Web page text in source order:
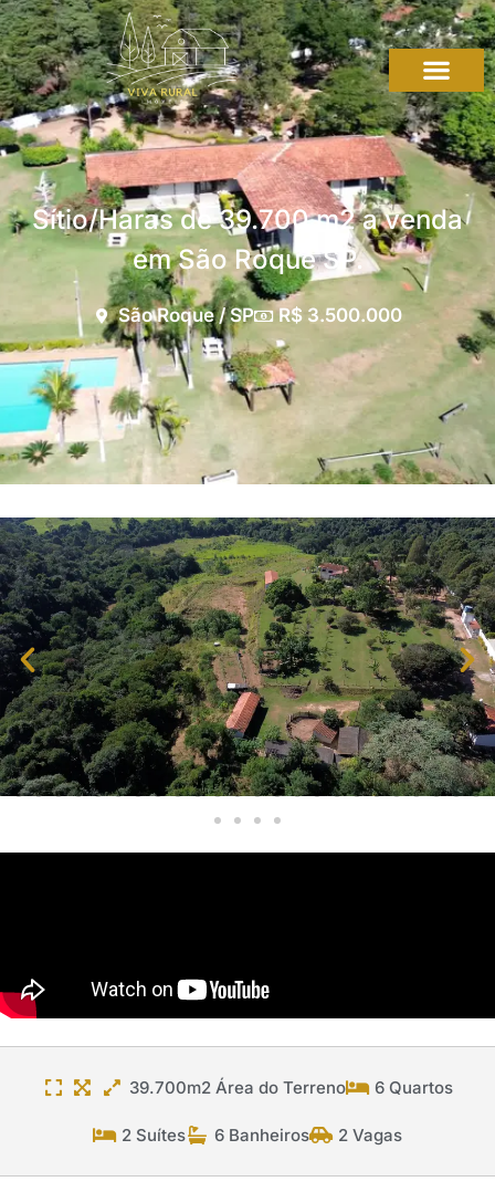
Sítio/Haras de 39.700 m2 a venda
em São Roque SP.
São Roque / SP R$ 3.500.000
39.700m2 Área do Terreno 6 Quartos
2 Suítes 6 Banheiros 2 Vagas